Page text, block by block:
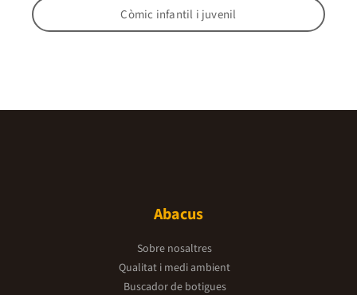
Còmic infantil i juvenil
Abacus
Sobre nosaltres
Qualitat i medi ambient
Buscador de botigues